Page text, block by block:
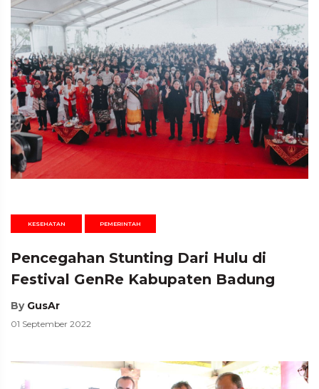
KESEHATAN PEMERINTAH
Pencegahan Stunting Dari Hulu di
Festival GenRe Kabupaten Badung
By GusAr
01 September 2022